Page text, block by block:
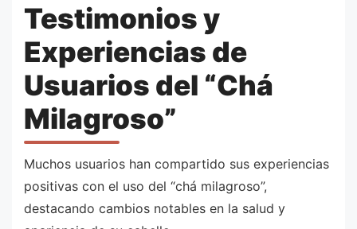
Testimonios y
Experiencias de
Usuarios del “Chá
Milagroso”
Muchos usuarios han compartido sus experiencias
positivas con el uso del “chá milagroso”,
destacando cambios notables en la salud y